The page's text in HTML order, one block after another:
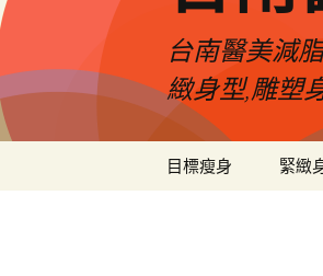
台南醫美減
緻身型,雕塑
目標瘦身 緊緻